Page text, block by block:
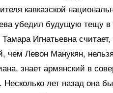
кавказской
убедил будущую тещу в
Игнатьевна
чем Левон Манукян,
знает армянский в
Несколько лет назад она